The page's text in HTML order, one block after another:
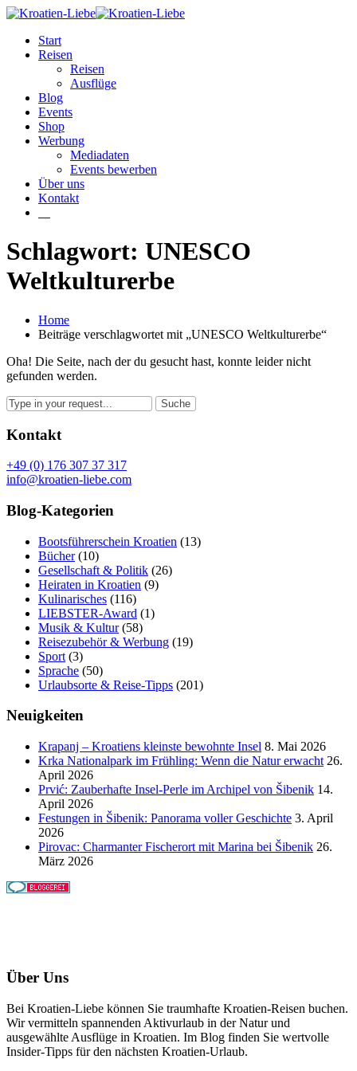
Start
Reisen
Reisen
Ausflüge
Blog
Events
Shop
Werbung
Mediadaten
Events bewerben
Über uns
Kontakt
Schlagwort: UNESCO
Weltkulturerbe
Home
Beiträge verschlagwortet mit „UNESCO Weltkulturerbe“
Oha! Die Seite, nach der du gesucht hast, konnte leider nicht
gefunden werden.
Kontakt
+49 (0) 176 307 37 317
info@kroatien-liebe.com
Blog-Kategorien
Bootsführerschein Kroatien (13)
Bücher(10)
Gesellschaft & Politik (26)
Heiraten in Kroatien (9)
Kulinarisches (116)
LIEBSTER-Award (1)
Musik & Kultur(58)
Reisezubehör & Werbung (19)
Sport (3)
Sprache (50)
Urlaubsorte & Reise-Tipps (201)
Neuigkeiten
Krapanj – Kroatiens kleinste bewohnte Insel 8. Mai 2026
Krka Nationalpark im Frühling: Wenn die Natur erwacht 26.
April 2026
Prvić: Zauberhafte Insel-Perle im Archipel von Šibenik 14.
April 2026
Festungen in Šibenik: Panorama voller Geschichte 3. April
2026
Pirovac: Charmanter Fischerort mit Marina bei Šibenik 26.
März 2026
Über Uns
Bei Kroatien-Liebe können Sie traumhafte Kroatien-Reisen buchen.
Wir vermitteln spannenden Aktivurlaub in der Natur und
ausgewählte Ausflüge in Kroatien. Im Blog finden Sie wertvolle
Insider-Tipps für den nächsten Kroatien-Urlaub.